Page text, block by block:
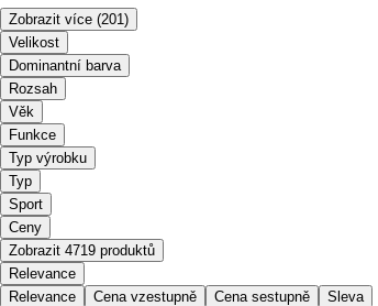
Zobrazit více (201)
Velikost
Dominantní barva
Rozsah
Věk
Funkce
Typ výrobku
Typ
Sport
Ceny
Zobrazit 4719 produktů
Relevance
Relevance
Cena vzestupně Cena sestupně Sleva